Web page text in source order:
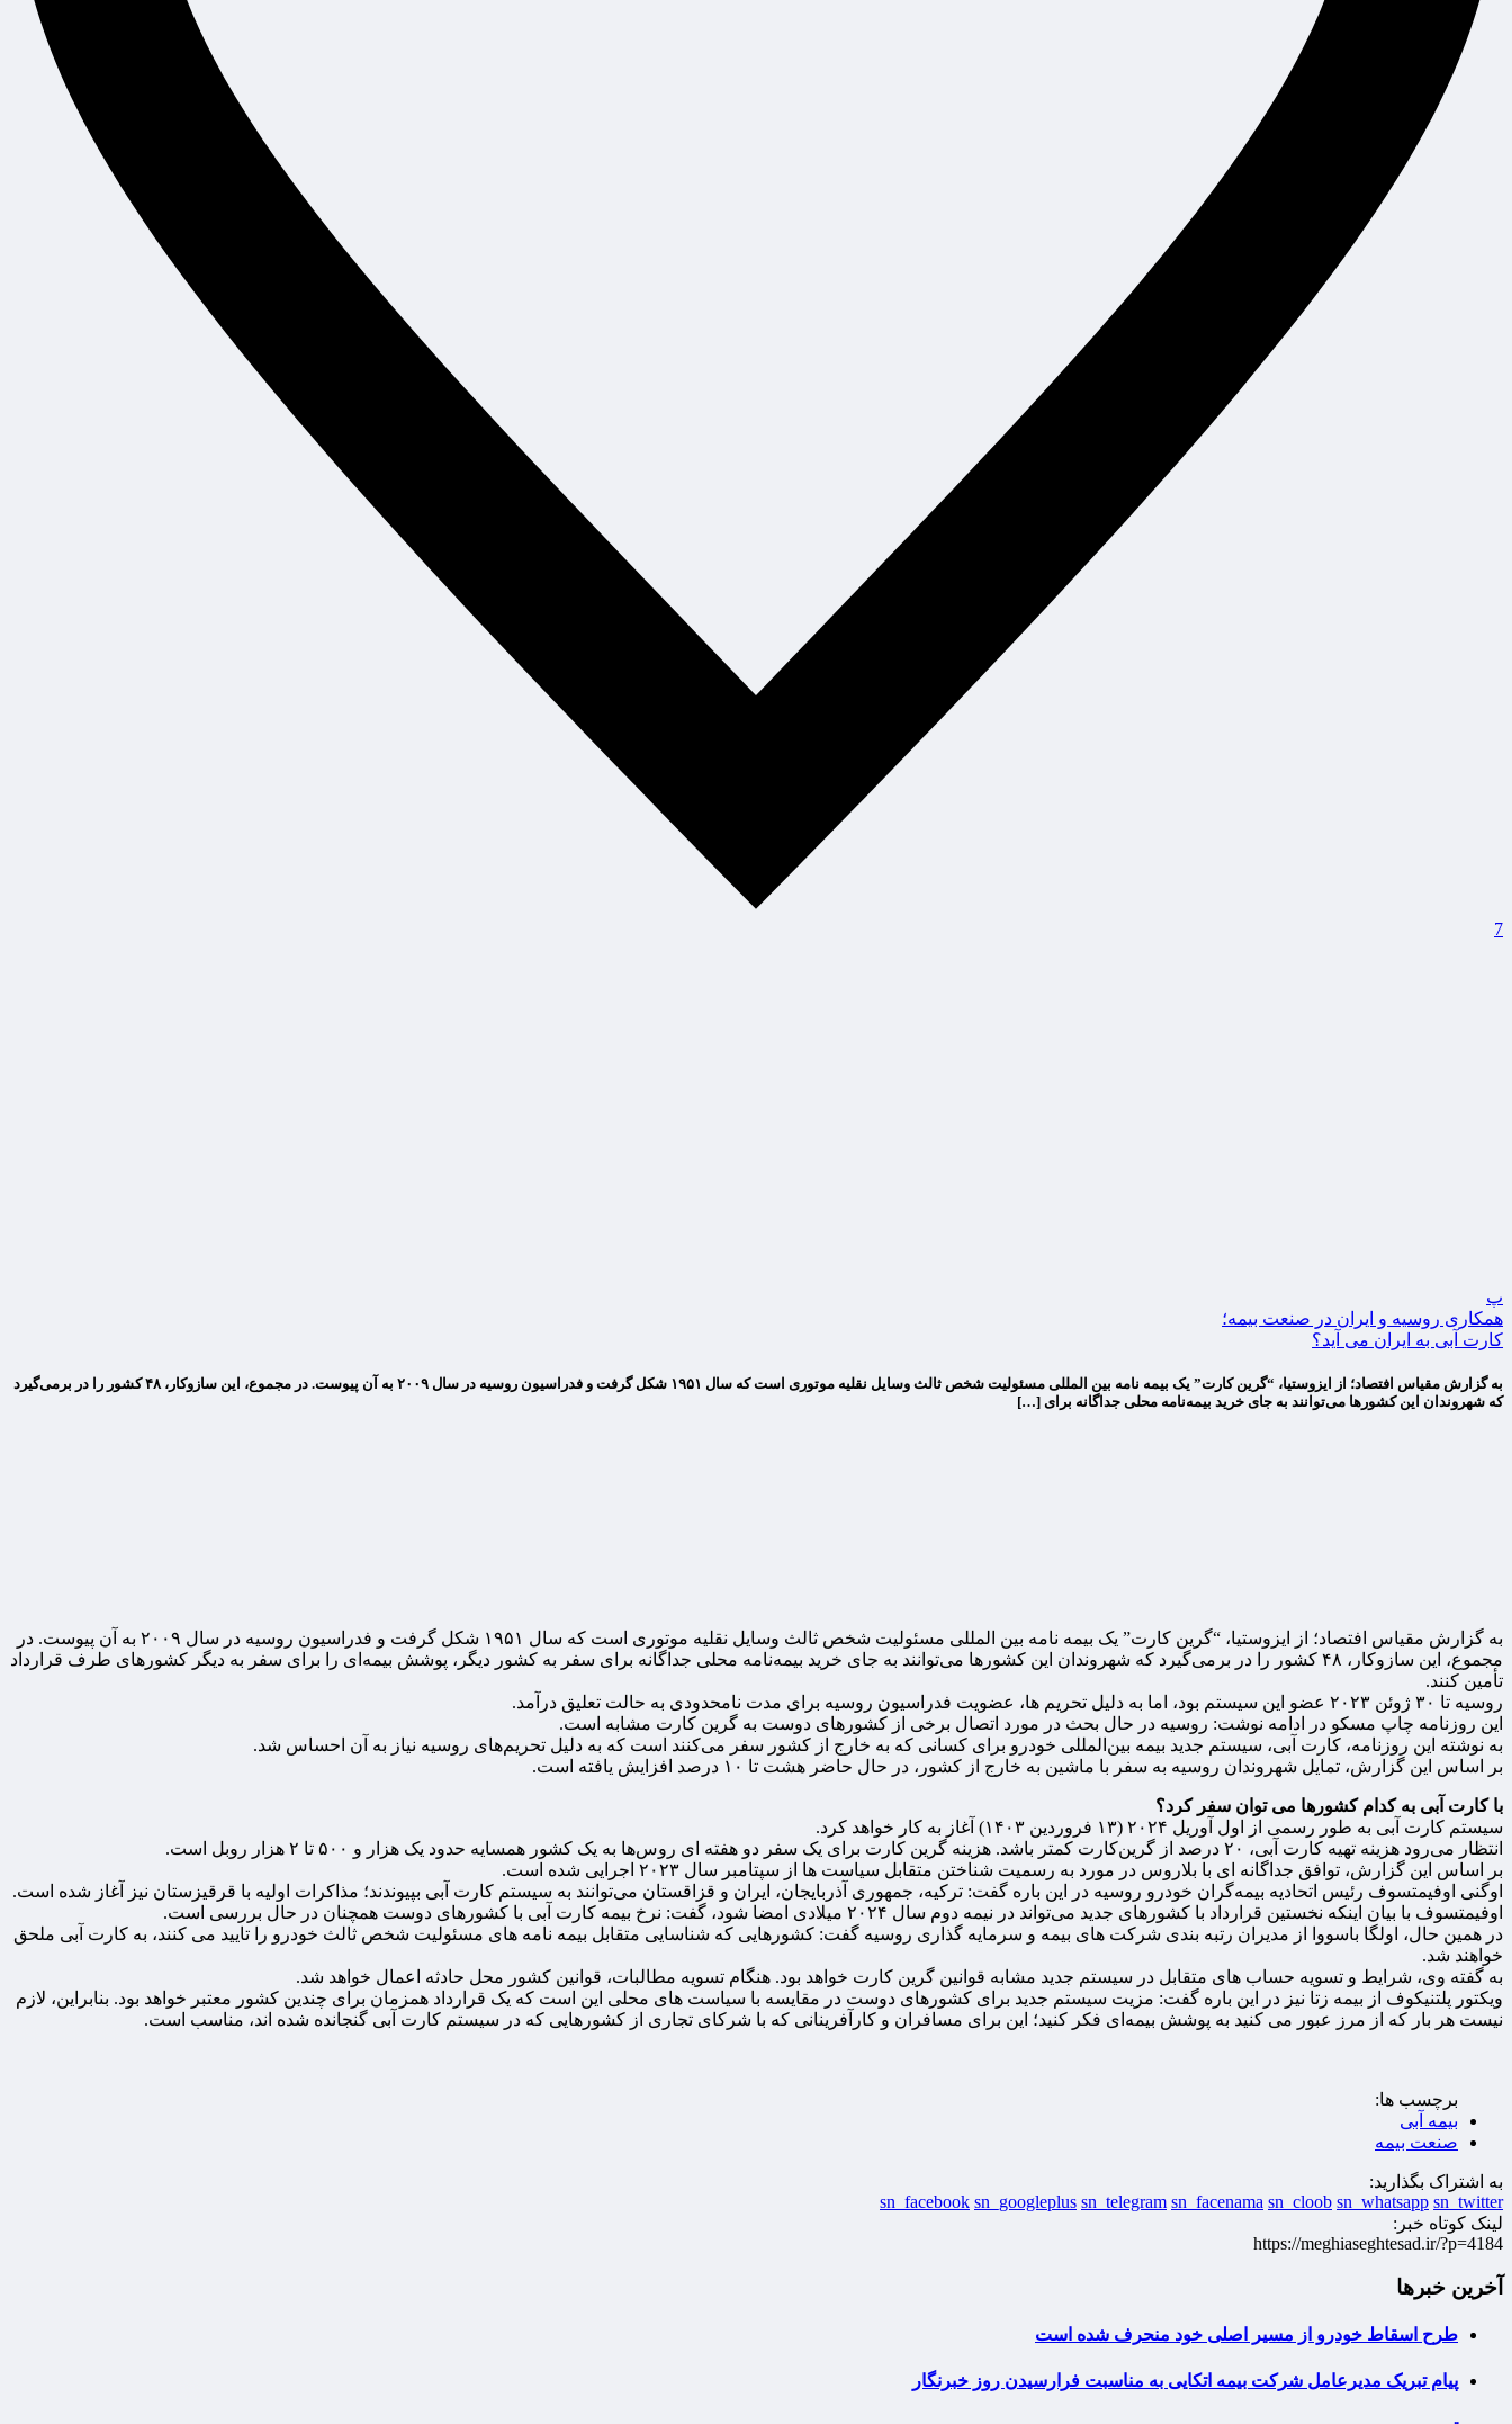
7
پ
همکاری روسیه و ایران در صنعت بیمه؛
کارت آبی به ایران می آید؟
به گزارش مقیاس افتصاد؛ از ایزوستیا، “گرین کارت” یک بیمه نامه بین المللی مسئولیت شخص ثالث وسایل نقلیه موتوری است که سال ۱۹۵۱ شکل گرفت و فدراسیون روسیه در سال ۲۰۰۹ به آن پیوست. در مجموع، این سازوکار، ۴۸ کشور را در برمی‌گیرد
که شهروندان این کشورها می‌توانند به جای خرید بیمه‌نامه محلی جداگانه برای […]
به گزارش مقیاس افتصاد؛ از ایزوستیا، “گرین کارت” یک بیمه نامه بین المللی مسئولیت شخص ثالث وسایل نقلیه موتوری است که سال ۱۹۵۱ شکل گرفت و فدراسیون روسیه در سال ۲۰۰۹ به آن پیوست. در
مجموع، این سازوکار، ۴۸ کشور را در برمی‌گیرد که شهروندان این کشورها می‌توانند به جای خرید بیمه‌نامه محلی جداگانه برای سفر به کشور دیگر، پوشش بیمه‌ای را برای سفر به دیگر کشورهای طرف قرارداد
تأمین کنند.
روسیه تا ۳۰ ژوئن ۲۰۲۳ عضو این سیستم بود، اما به دلیل تحریم ها، عضویت فدراسیون روسیه برای مدت نامحدودی به حالت تعلیق درآمد.
این روزنامه چاپ مسکو در ادامه نوشت:‌ روسیه در حال بحث در مورد اتصال برخی از کشورهای دوست به گرین کارت مشابه است.
به نوشته این روزنامه، کارت آبی، سیستم جدید بیمه بین‌المللی خودرو برای کسانی که به خارج از کشور سفر می‌کنند است که به دلیل تحریم‌های روسیه نیاز به آن احساس شد.
بر اساس این گزارش، تمایل شهروندان روسیه به سفر با ماشین به خارج از کشور، در حال حاضر هشت تا ۱۰ درصد افزایش یافته است.
با کارت آبی به کدام کشورها می توان سفر کرد؟
سیستم کارت آبی به طور رسمی از اول آوریل ۲۰۲۴ (۱۳ فروردین ۱۴۰۳) آغاز به کار خواهد کرد.
انتظار می‌رود هزینه تهیه کارت آبی، ۲۰ درصد از گرین‌کارت کمتر باشد. هزینه گرین کارت برای یک سفر دو هفته ای روس‌ها به یک کشور همسایه حدود یک هزار و ۵۰۰ تا ۲ هزار روبل است.
بر اساس این گزارش، توافق جداگانه ای با بلاروس در مورد به رسمیت شناختن متقابل سیاست ها از سپتامبر سال ۲۰۲۳ اجرایی شده است.
اوگنی اوفیمتسوف رئیس اتحادیه بیمه‌گران خودرو روسیه در این باره گفت: ترکیه، جمهوری آذربایجان، ایران و قزاقستان می‌توانند به سیستم کارت آبی بپیوندند؛‌ مذاکرات اولیه با قرقیزستان نیز آغاز شده است.
اوفیمتسوف با بیان اینکه نخستین قرارداد با کشورهای جدید می‌تواند در نیمه دوم سال ۲۰۲۴ میلادی امضا شود، گفت: نرخ بیمه کارت آبی با کشورهای دوست همچنان در حال بررسی است.
در همین حال،‌ اولگا باسووا از مدیران رتبه بندی شرکت های بیمه و سرمایه گذاری روسیه گفت: کشورهایی که شناسایی متقابل بیمه نامه های مسئولیت شخص ثالث خودرو را تایید می کنند، به کارت آبی ملحق
خواهند شد.
به گفته وی، شرایط و تسویه حساب های متقابل در سیستم جدید مشابه قوانین گرین کارت خواهد بود. هنگام تسویه مطالبات، قوانین کشور محل حادثه اعمال خواهد شد.
ویکتور پلتنیکوف از بیمه زتا نیز در این باره گفت: مزیت سیستم جدید برای کشورهای دوست در مقایسه با سیاست های محلی این است که یک قرارداد همزمان برای چندین کشور معتبر خواهد بود. بنابراین، لازم
نیست هر بار که از مرز عبور می کنید به پوشش بیمه‌ای فکر کنید؛‌ این برای مسافران و کارآفرینانی که با شرکای تجاری از کشورهایی که در سیستم کارت آبی گنجانده شده اند، مناسب است.
برچسب ها:
بیمه آبی
صنعت بیمه
به اشتراک بگذارید:
sn_facebook sn_googleplus sn_telegram sn_facenama sn_cloob sn_whatsapp sn_twitter
لینک کوتاه خبر:
https://meghiaseghtesad.ir/?p=4184
آخرین خبرها
طرح اسقاط خودرو از مسیر اصلی خود منحرف شده است
پیام تبریک مدیرعامل شرکت بیمه اتکایی به مناسبت فرارسیدن روز خبرنگار